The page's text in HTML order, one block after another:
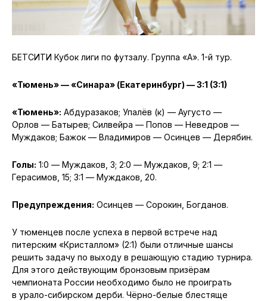
БЕТСИТИ Кубок лиги по футзалу. Группа «А». 1-й тур.
«Тюмень» — «Синара» (Екатеринбург) — 3:1 (3:1)
«Тюмень»: Абдуразаков; Упалёв (к) — Аугусто —
Орлов — Батырев; Силвейра — Попов — Неведров —
Муждаков; Бажок — Владимиров — Осинцев — Дерябин.
Голы: 1:0 — Муждаков, 3; 2:0 — Муждаков, 9; 2:1 —
Герасимов, 15; 3:1 — Муждаков, 20.
Предупреждения: Осинцев — Сорокин, Богданов.
У тюменцев после успеха в первой встрече над
питерским «Кристаллом» (2:1) были отличные шансы
решить задачу по выходу в решающую стадию турнира.
Для этого действующим бронзовым призёрам
чемпионата России необходимо было не проиграть
в урало-сибирском дерби. Чёрно-белые блестяще